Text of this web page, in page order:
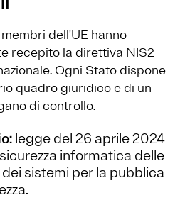
dell'UE hanno
recepito la direttiva NIS2
Ogni Stato dispone
quadro giuridico e di un
di controllo.
legge del 26 aprile 2024
informatica delle
sistemi per la pubblica